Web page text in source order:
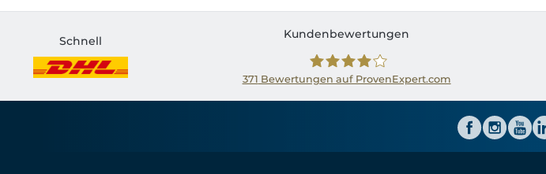
Schnell
Kundenbewertungen
371 Bewertungen auf ProvenExpert.com